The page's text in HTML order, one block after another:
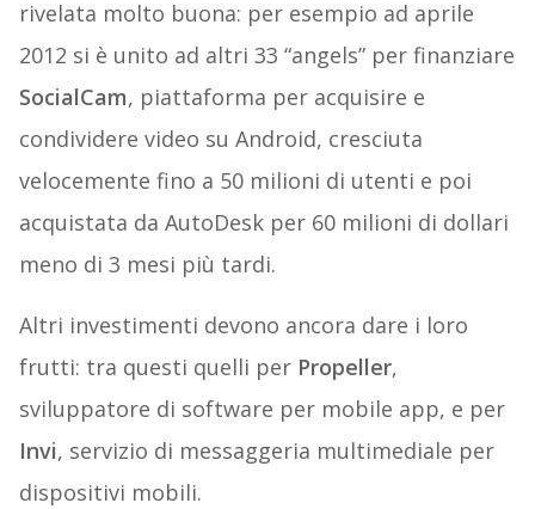
rivelata molto buona: per esempio ad aprile
2012 si è unito ad altri 33 “angels” per finanziare
SocialCam, piattaforma per acquisire e
condividere video su Android, cresciuta
velocemente fino a 50 milioni di utenti e poi
acquistata da AutoDesk per 60 milioni di dollari
meno di 3 mesi più tardi.
Altri investimenti devono ancora dare i loro
frutti: tra questi quelli per Propeller,
sviluppatore di software per mobile app, e per
Invi, servizio di messaggeria multimediale per
dispositivi mobili.